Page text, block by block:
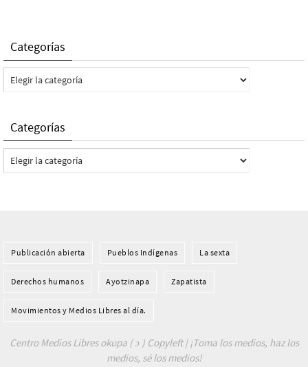
Categorías
Categorías
Categorías
Categorías
Publicación abierta Pueblos Indí­genas La sexta
Derechos humanos Ayotzinapa Zapatista
Movimientos y Medios Libres al día.
Centro Medios Libres okupa ( ɔ ) Copyleft | ¡Toma los medios, haz los
medios, sé los medios!